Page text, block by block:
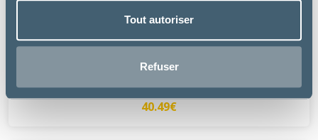
Tout autoriser
Refuser
EFFITIX SPOT ON GRAND CHIEN 20-40 KG
à partir de
40.49€